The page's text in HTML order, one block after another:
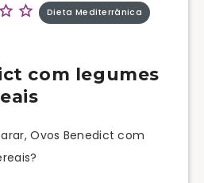
Dieta Mediterrânica
com legumes
Ovos Benedict com